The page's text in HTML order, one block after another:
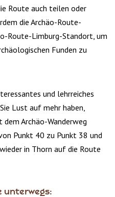
Route auch teilen oder
die Archäo-Route-
Route-Limburg-Standort, um
Funden zu
und lehrreiches
Lust auf mehr haben,
Archäo-Wanderweg
Punkt 40 zu Punkt 38 und
in Thorn auf die Route
unterwegs: